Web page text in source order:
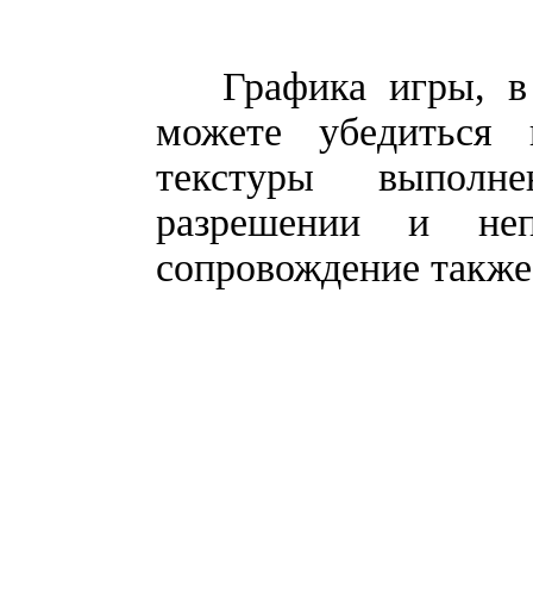
Графика игры, в
можете убедиться
текстуры
разрешении и
сопровождение